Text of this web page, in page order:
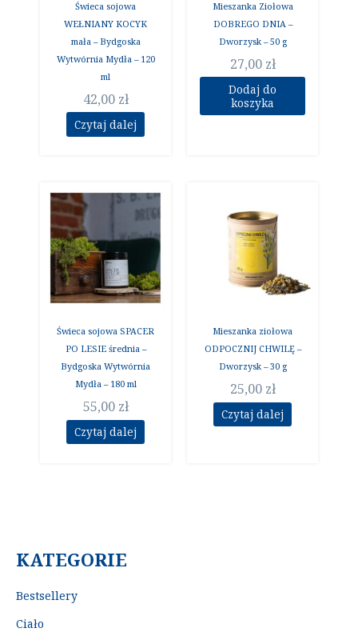
KATEGORIE
Bestsellery
Ciało
Świeca sojowa
WEŁNIANY KOCYK
mała – Bydgoska
Wytwórnia Mydła – 120
ml
42,00 zł
Czytaj dalej
Mieszanka Ziołowa
DOBREGO DNIA –
Dworzysk – 50 g
27,00 zł
Dodaj do
koszyka
Świeca sojowa SPACER
PO LESIE średnia –
Bydgoska Wytwórnia
Mydła – 180 ml
55,00 zł
Czytaj dalej
Mieszanka ziołowa
ODPOCZNIJ CHWILĘ –
Dworzysk – 30 g
25,00 zł
Czytaj dalej